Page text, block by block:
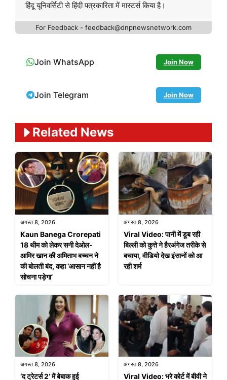
हिंदू यूनिवर्सिटी से हिंदी पत्रकारिता में मास्टर्स किया है।
For Feedback - feedback@dnpnewsnetwork.com
Join WhatsApp Join Now
Join Telegram Join Now
Related News
अगस्त 8, 2026
Kaun Banega Crorepati
18 थीम को लेकर सनी देओल-
आमिर खान की अमिताभ बच्चन ने
की बोलती बंद, कहा ‘आसान नहीं है
सोचना पड़ेगा’
अगस्त 8, 2026
Viral Video: पानी में डूब रही
बिल्ली को कुत्ते ने हैरअंगेज तरीके से
बचाया, वीडियो देख इंसानों को आ
रही शर्म
अगस्त 8, 2026
‘द ट्रेटर्स 2’ में बेबाक हुई
अगस्त 8, 2026
Viral Video: भरे कोर्ट में बीवी ने